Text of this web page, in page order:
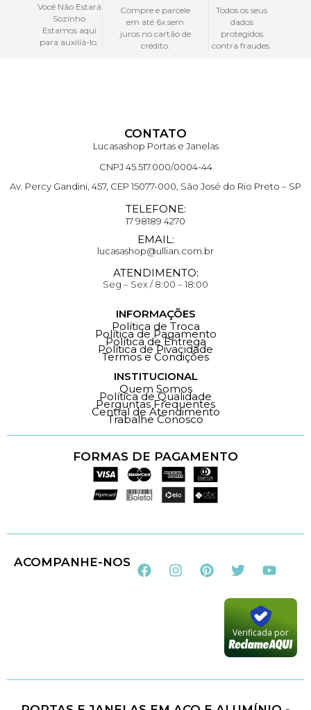
Você Não Estará
Sozinho
Estamos aqui
para auxiliá-lo.
Compre e parcele
em até 6x sem
juros no cartão de
crédito.
Todos os seus
dados
protegidos
contra fraudes.
CONTATO
Lucasashop Portas e Janelas
CNPJ 45.517.000/0004-44
Av. Percy Gandini, 457, CEP 15077-000, São José do Rio Preto – SP
TELEFONE:
17 98189 4270
EMAIL:
lucasashop@ullian.com.br
ATENDIMENTO:
Seg – Sex / 8:00 – 18:00
INFORMAÇÕES
Política de Troca
Política de Pagamento
Política de Entrega
Política de Pivacidade
Termos e Condições
INSTITUCIONAL
Quem Somos
Política de Qualidade
Perguntas Frequentes
Central de Atendimento
Trabalhe Conosco
FORMAS DE PAGAMENTO
ACOMPANHE-NOS
Verificada por